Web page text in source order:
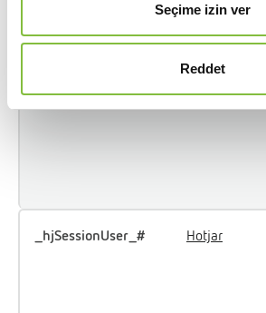
Seçime izin ver
Reddet
_hjSessionUser_# Hotjar